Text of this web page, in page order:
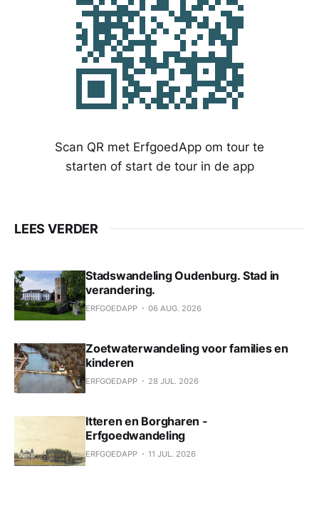
Scan QR met ErfgoedApp om tour te
starten of start de tour in de app
LEES VERDER
Stadswandeling Oudenburg. Stad in
verandering.
ERFGOEDAPP 06 AUG. 2026
Zoetwaterwandeling voor families en
kinderen
ERFGOEDAPP 28 JUL. 2026
Itteren en Borgharen -
Erfgoedwandeling
ERFGOEDAPP 11 JUL. 2026